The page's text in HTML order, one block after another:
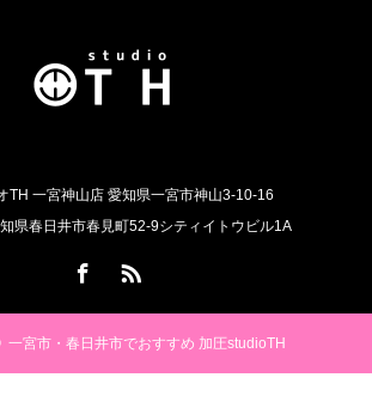
TH 一宮神山店 愛知県一宮市神山3-10-16
県春日井市春見町52-9シティイトウビル1A
一宮市・春日井市でおすすめ 加圧studioTH